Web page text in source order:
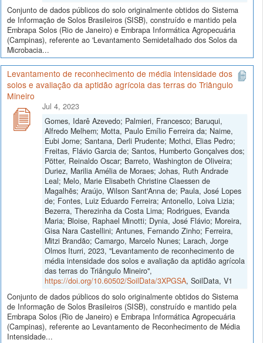
Conjunto de dados públicos do solo originalmente obtidos do Sistema
de Informação de Solos Brasileiros (SISB), construído e mantido pela
Embrapa Solos (Rio de Janeiro) e Embrapa Informática Agropecuária
(Campinas), referente ao 'Levantamento Semidetalhado dos Solos da
Microbacia...
Levantamento de reconhecimento de média intensidade dos
solos e avaliação da aptidão agrícola das terras do Triângulo
Mineiro
Jul 4, 2023
Gomes, Idarê Azevedo; Palmieri, Francesco; Baruqui,
Alfredo Melhem; Motta, Paulo Emílio Ferreira da; Naime,
Eubi Jorne; Santana, Derli Prudente; Mothci, Elias Pedro;
Freitas, Flávio Garcia de; Santos, Humberto Gonçalves dos;
Pötter, Reinaldo Oscar; Barreto, Washington de Oliveira;
Duriez, Marilia Amélia de Moraes; Johas, Ruth Andrade
Leal; Melo, Marie Elisabeth Christine Claessen de
Magalhẽs; Araújo, Wilson Sant'Anna de; Paula, José Lopes
de; Fontes, Luiz Eduardo Ferreira; Antonello, Loiva Lizia;
Bezerra, Therezinha da Costa Lima; Rodrigues, Evanda
Maria; Bloise, Raphael Minotti; Dynia, José Flávio; Moreira,
Gisa Nara Castellini; Antunes, Fernando Zinho; Ferreira,
Mitzi Brandão; Camargo, Marcelo Nunes; Larach, Jorge
Olmos Iturri, 2023, "Levantamento de reconhecimento de
média intensidade dos solos e avaliação da aptidão agrícola
das terras do Triângulo Mineiro",
https://doi.org/10.60502/SoilData/3XPGSA, SoilData, V1
Conjunto de dados públicos do solo originalmente obtidos do Sistema
de Informação de Solos Brasileiros (SISB), construído e mantido pela
Embrapa Solos (Rio de Janeiro) e Embrapa Informática Agropecuária
(Campinas), referente ao Levantamento de Reconhecimento de Média
Intensidade...